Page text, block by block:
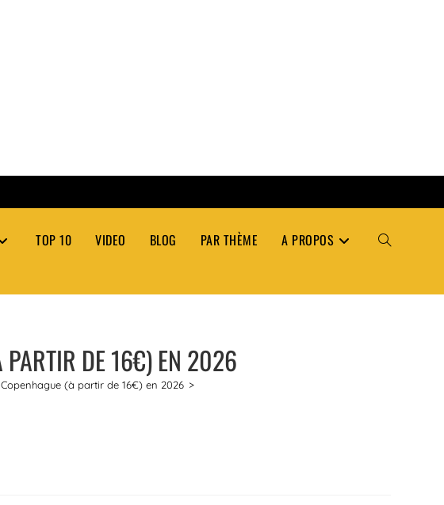
TOP 10 VIDEO BLOG PAR THÈME A PROPOS TOGGLE
PARTIR DE 16€) EN 2026
(à partir de 16€) en 2026 >